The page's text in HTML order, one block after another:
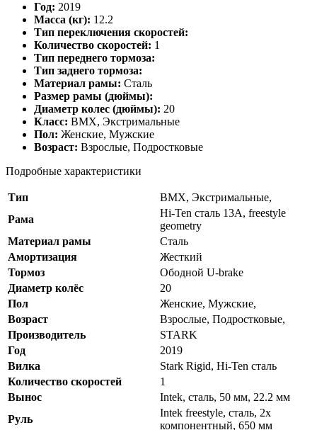
Год: 2019
Масса (кг): 12.2
Тип переключения скоростей:
Количество скоростей: 1
Тип переднего тормоза:
Тип заднего тормоза:
Материал рамы: Сталь
Размер рамы (дюймы):
Диаметр колес (дюймы): 20
Класс: BMX, Экстримальные
Пол: Женские, Мужские
Возраст: Взрослые, Подростковые
Подробные характеристики
Тип
BMX, Экстримальные,
Рама
Hi-Ten сталь 13A, freestyle
geometry
Материал рамы
Сталь
Амортизация
Жесткий
Тормоз
Ободной U-brake
Диаметр колёс
20
Пол
Женские, Мужские,
Возраст
Взрослые, Подростковые,
Производитель
STARK
Год
2019
Вилка
Stark Rigid, Hi-Ten сталь
Количество скоростей
1
Вынос
Intek, сталь, 50 мм, 22.2 мм
Руль
Intek freestyle, сталь, 2х
компонентный, 650 мм